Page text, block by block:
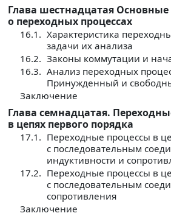
Глава шестнадцатая Основные
о переходных процессах
16.1. Характеристика
задачи их анализа
16.2. Законы коммутации и
16.3. Анализ переходных
Принужденный и
Заключение
Глава семнадцатая.
в цепях первого порядка
17.1. Переходные процессы в
с последовательным
индуктивности и
17.2. Переходные процессы в
с последовательным
сопротивления
Заключение